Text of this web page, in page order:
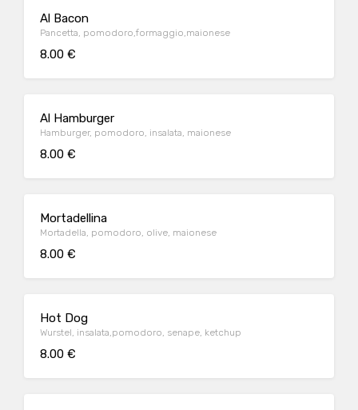
Al Bacon
Pancetta, pomodoro,formaggio,maionese
8.00 €
Al Hamburger
Hamburger, pomodoro, insalata, maionese
8.00 €
Mortadellina
Mortadella, pomodoro, olive, maionese
8.00 €
Hot Dog
Wurstel, insalata,pomodoro, senape, ketchup
8.00 €